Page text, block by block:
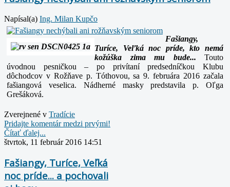
Napísal(a) Ing. Milan Kupčo
Fašiangy,
Turíce, Veľká noc príde, kto nemá
kožúška zima mu bude... Touto
úvodnou pesničkou – po privítaní predsedníčkou Klubu
dôchodcov v Rožňave p. Tóthovou, sa 9. februára 2016 začala
fašiangová veselica. Nádherné masky predstavila p. Oľga
Grešáková.
Zverejnené v Tradície
Pridajte komentár medzi prvými!
Čítať ďalej...
štvrtok, 11 február 2016 14:51
Fašiangy, Turíce, Veľká
noc príde... a pochovali